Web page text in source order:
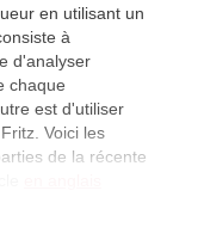
en utilisant un
à
d'analyser
chaque
est d'utiliser
Voici les
de la récente